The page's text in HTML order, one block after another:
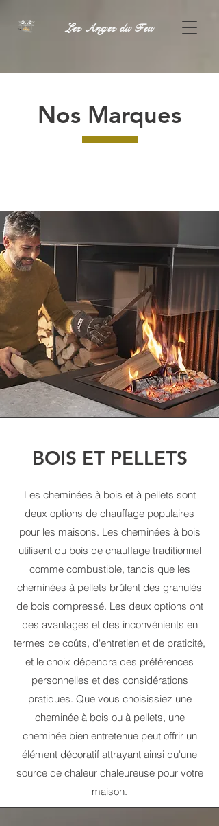
Les Anges du Feu
Nos Marques
BOIS ET PELLETS
Les cheminées à bois et à pellets sont
deux options de chauffage populaires
pour les maisons. Les cheminées à bois
utilisent du bois de chauffage traditionnel
comme combustible, tandis que les
cheminées à pellets brûlent des granulés
de bois compressé. Les deux options ont
des avantages et des inconvénients en
termes de coûts, d'entretien et de praticité,
et le choix dépendra des préférences
personnelles et des considérations
pratiques. Que vous choisissiez une
cheminée à bois ou à pellets, une
cheminée bien entretenue peut offrir un
élément décoratif attrayant ainsi qu'une
source de chaleur chaleureuse pour votre
maison.